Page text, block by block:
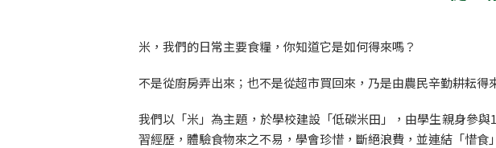
米，我們的日常主要食糧，你知道它是如何得來嗎？
不是從廚房弄出來；也不是從超市買回來，乃是由農民辛勤耕耘得
我們以「米」為主題，於學校建設「低碳米田」，由學生親身參
習經歷，體驗食物來之不易，學會珍惜，斷絕浪費，並連結「惜食